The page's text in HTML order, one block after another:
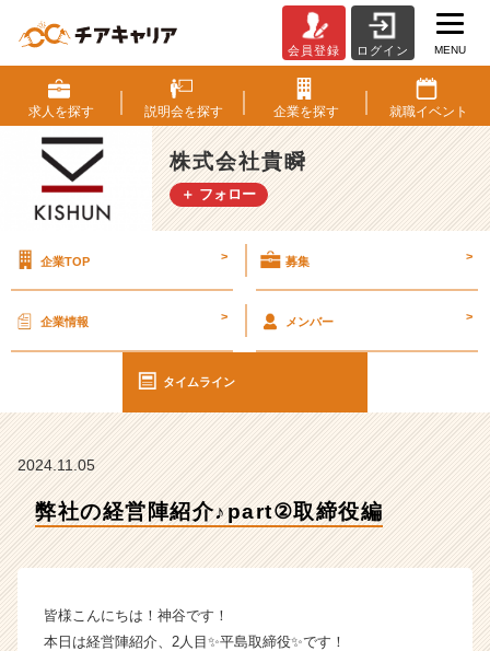
社
の
経
営
陣
紹
a
②
取
会
貴
の
タ
会員登録 ログイン MENU
求人を探す 説明会を探す 企業を探す 就職イベント
株式会社貴瞬
＋ フォロー
企業TOP > 募集 >
企業情報 > メンバー >
タイムライン
2024.11.05
弊社の経営陣紹介♪part②取締役編
皆様こんにちは！神谷です！
本日は経営陣紹介、2人目✨平島取締役✨です！